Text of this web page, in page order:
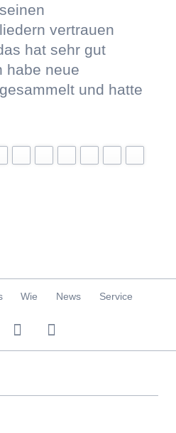
vertrauen
hat sehr gut
habe neue
und hatte
Wie News Service